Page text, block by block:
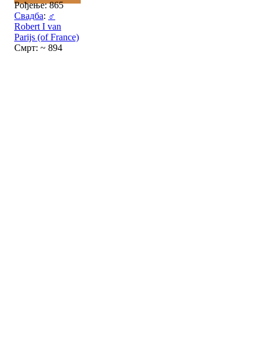
Рођење: 865
Свадба: ♂
Robert I van
Parijs (of France)
Смрт: ~ 894